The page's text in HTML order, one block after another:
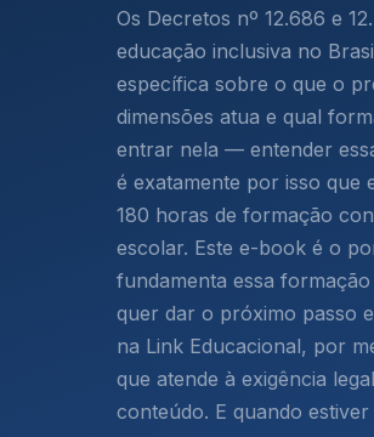
Os Decretos nº 12.686 e
educação inclusiva no
específica sobre o que o
dimensões atua e qual
entrar nela — entender
é exatamente por isso que
180 horas de formação
escolar. Este e-book é o
fundamenta essa
quer dar o próximo passo
na Link Educacional, por
que atende à exigência
conteúdo. E quando